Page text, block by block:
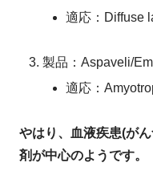
適応：Diffuse
製品：Aspaveli/
適応：
やはり、血液疾患(が
剤が中心のようです。